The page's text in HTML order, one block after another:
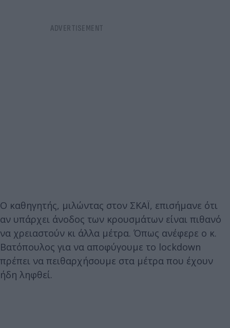
Ο καθηγητής, μιλώντας στον ΣΚΑΪ, επισήμανε ότι
αν υπάρχει άνοδος των κρουσμάτων είναι πιθανό
να χρειαστούν κι άλλα μέτρα. Όπως ανέφερε ο κ.
Βατόπουλος για να αποφύγουμε το lockdown
πρέπει να πειθαρχήσουμε στα μέτρα που έχουν
ήδη ληφθεί.